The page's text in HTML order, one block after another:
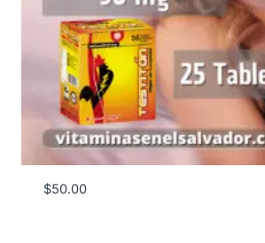
$50.00